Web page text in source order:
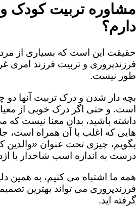
مشاوره تربیت کودک و
دارم؟
حقیقت این است که بسیاری از
فرزندپروری و تربیت فرزند امری
طور نیست.
بچه دار شدن و درک تربیت آنها دو
است. و حتی اگر درک خوبی از
داشته باشید، بدان معنا نیست که
هایی که اغلب با آن همراه است،
بگویم، چیزی تحت عنوان «والدین
درست به اندازه اسب شاخدار یا
همه ما اشتباه می کنیم، به همین
فرزندپروری می تواند بهترین
گرفته اید.